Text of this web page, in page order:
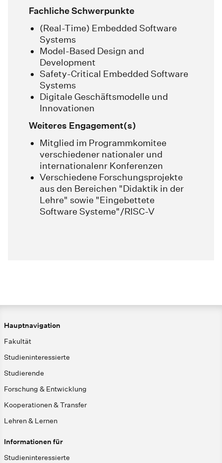
Fachliche Schwerpunkte
(Real-Time) Embedded Software
Systems
Model-Based Design and
Development
Safety-Critical Embedded Software
Systems
Digitale Geschäftsmodelle und
Innovationen
Weiteres Engagement(s)
Mitglied im Programmkomitee
verschiedener nationaler und
internationalenr Konferenzen
Verschiedene Forschungsprojekte
aus den Bereichen "Didaktik in der
Lehre" sowie "Eingebettete
Software Systeme"/RISC-V
Hauptnavigation
Fakultät
Studieninteressierte
Studierende
Forschung & Entwicklung
Kooperationen & Transfer
Lehren & Lernen
Informationen für
Studieninteressierte